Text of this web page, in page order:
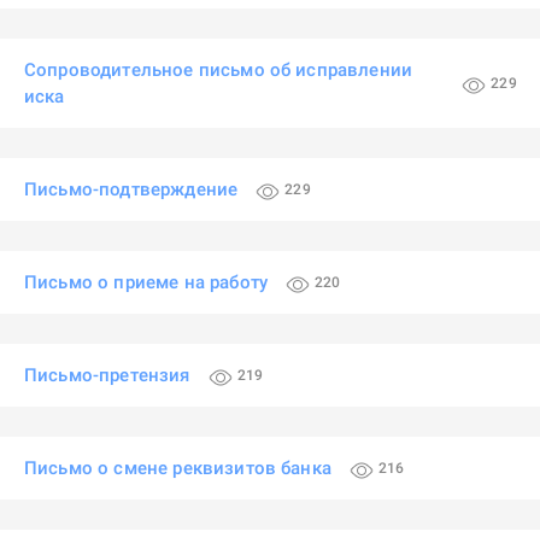
Сопроводительное письмо об исправлении
иска
229
Письмо-подтверждение 229
Письмо о приеме на работу 220
Письмо-претензия 219
Письмо о смене реквизитов банка 216